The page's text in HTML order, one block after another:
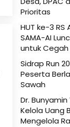
Prioritas
HUT ke-3
SAMA-AI
untuk
Sidrap Run
Peserta
Sawah
Dr.
Kelola Uang
Mengelola